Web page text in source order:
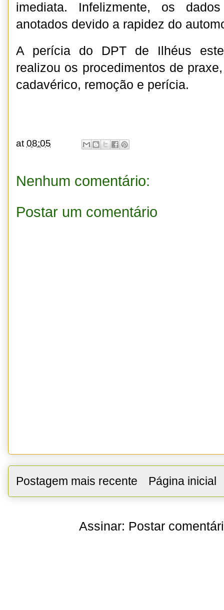
imediata. Infelizmente, os
anotados devido a rapidez do
A perícia do DPT de Ilhéus
realizou os procedimentos de
cadavérico, remoção e perícia.
at08:05
Nenhum comentário:
Postar um comentário
Postagem mais recente Página inicial
Assinar: Postar